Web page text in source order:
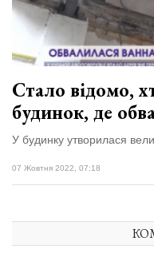
XIX
VolWe...
29 Липня
600
Персона
Лайф
Афіша
Стало відомо,
будинок, де
У будинку утворилася
07 Жовтня 2022, 07:18